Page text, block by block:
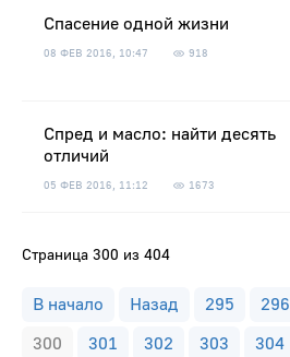
Спасение одной жизни
08 ФЕВ 2016, 10:47 918
Спред и масло: найти десять
отличий
05 ФЕВ 2016, 11:12 1673
Страница 300 из 404
В начало Назад 295 296
300
301 302 303 304